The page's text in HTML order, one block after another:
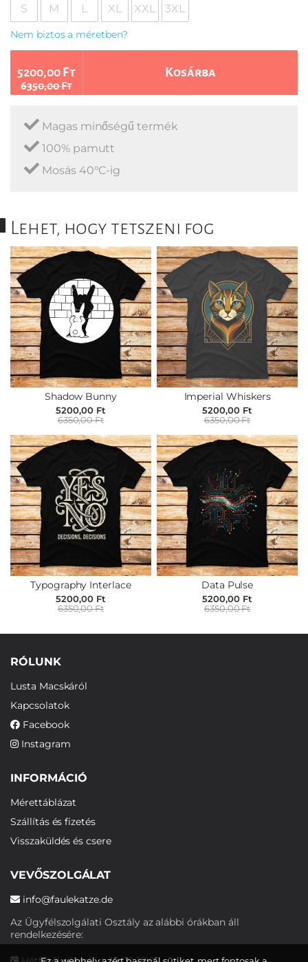
S M L XL XXL 3XL
Nem biztos a méretben?
5200,00 Ft
6350,00 Ft
Kosárba
Magas minőségű termék
100% pamutt
Mosás 40°C-ig
Lehet, hogy tetszeni fog
Shadow Bunny
5200,00 Ft
6350,00 Ft
Imperial Whiskers
5200,00 Ft
6350,00 Ft
Typography Interlace
5200,00 Ft
6350,00 Ft
Data Pulse
5200,00 Ft
6350,00 Ft
RÓLUNK
Lusta Macskáról
Kapcsolatok
Facebook
Instagram
INFORMÁCIÓ
Mérettáblázat
Szállítás és fizetés
Visszaküldés és csere
VEVŐSZOLGÁLAT
info@faulekatze.de
Az Ügyfélszolgálati Osztály az alábbi órákban áll
rendelkezésére: